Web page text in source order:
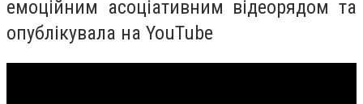
емоційним асоціативним відеорядом та
опублікувала на YouTube